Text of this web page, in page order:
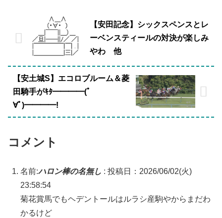
【安田記念】シックスペンスとレ
ーベンスティールの対決が楽しみ
やわ 他
【安土城S】エコロブルーム＆菱
田騎手がｷﾀ━━━━(ﾟ
∀ﾟ)━━━━!
コメント
名前:ハロン棒の名無し : 投稿日：2026/06/02(火)
23:58:54
菊花賞馬でもヘデントールはルラシ産駒やからまだわ
かるけど